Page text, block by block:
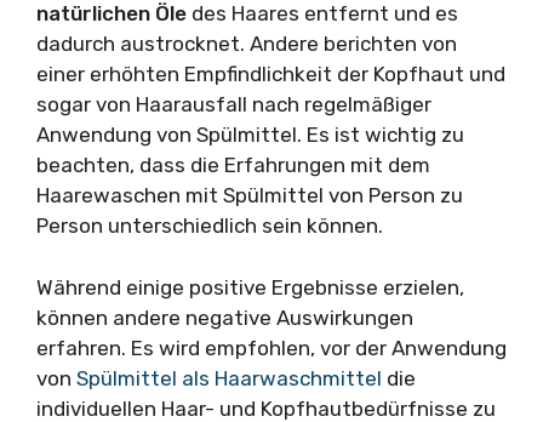
natürlichen Öle des Haares entfernt und es
dadurch austrocknet. Andere berichten von
einer erhöhten Empfindlichkeit der Kopfhaut und
sogar von Haarausfall nach regelmäßiger
Anwendung von Spülmittel. Es ist wichtig zu
beachten, dass die Erfahrungen mit dem
Haarewaschen mit Spülmittel von Person zu
Person unterschiedlich sein können.
Während einige positive Ergebnisse erzielen,
können andere negative Auswirkungen
erfahren. Es wird empfohlen, vor der Anwendung
von Spülmittel als Haarwaschmittel die
individuellen Haar- und Kopfhautbedürfnisse zu